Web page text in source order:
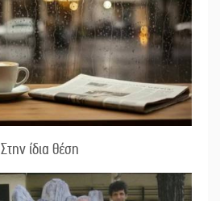
Στην ίδια θέση